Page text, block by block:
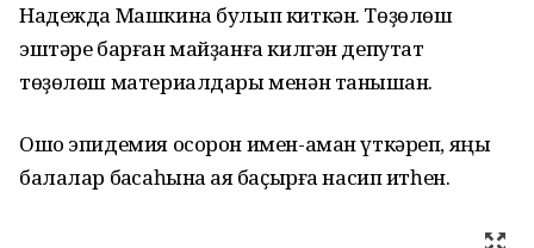
Надежда Машкина булып киткән. Төҙөлөш
эштәре барған майҙанға килгән депутат
төҙөлөш материалдары менән танышҡан.
Ошо эпидемия осорон имен-аман үткәреп, яңы
балалар баҡсаһына аяҡ баҫырға насип итһен.